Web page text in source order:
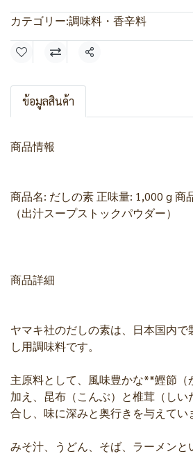
カテゴリー:調味料・香辛料
共有
ข้อมูลสินค้า
商品情報
商品名: だしの素 正味量: 1,000 g 商
（出汁スープストックパウダー）
商品詳細
ヤマキ社のだしの素は、日本国内
し用調味料です。
主原料として、風味豊かな**鰹節（
加え、昆布（こんぶ）と椎茸（し
合し、味に深みと奥行きを与えてい
みそ汁、うどん、そば、ラーメンと